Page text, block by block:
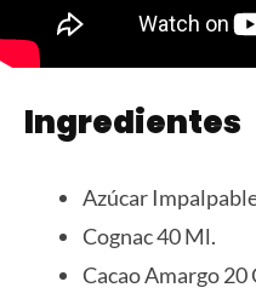
Ingredientes
Azúcar
Cognac 40 Ml.
Cacao Amargo 20